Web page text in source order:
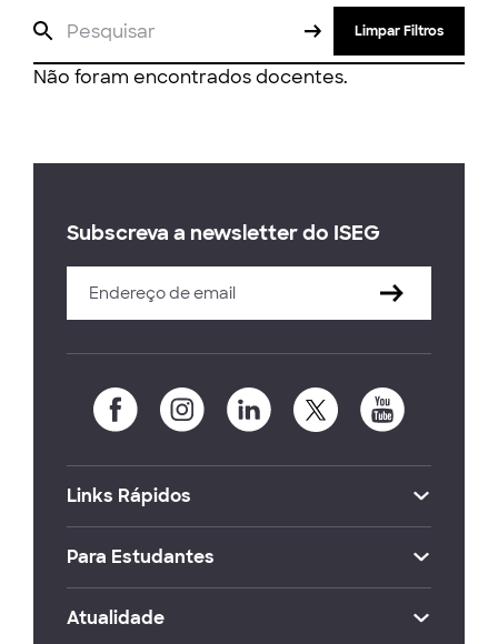
Limpar Filtros
Não foram encontrados docentes.
Subscreva a newsletter do ISEG
Links Rápidos
Para Estudantes
Atualidade